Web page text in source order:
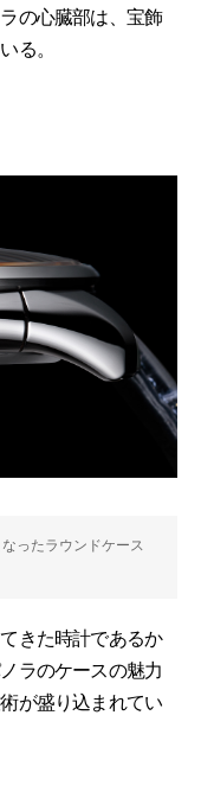
の心臓部は、宝飾
る。
ったラウンドケース
きた時計であるか
ラのケースの魅力
が盛り込まれてい